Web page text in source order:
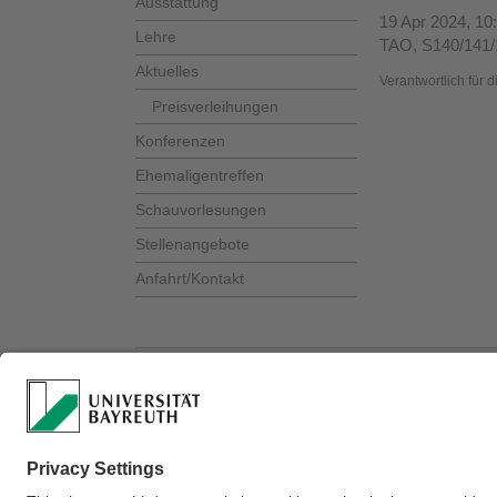
Lehre
Aktuelles
Preisverleihungen
Konferenzen
Ehemaligentreffen
Schauvorlesungen
Stellenangebote
Anfahrt/Kontakt
19 Apr 2024,
TAO, S140/
Verantwortlich für